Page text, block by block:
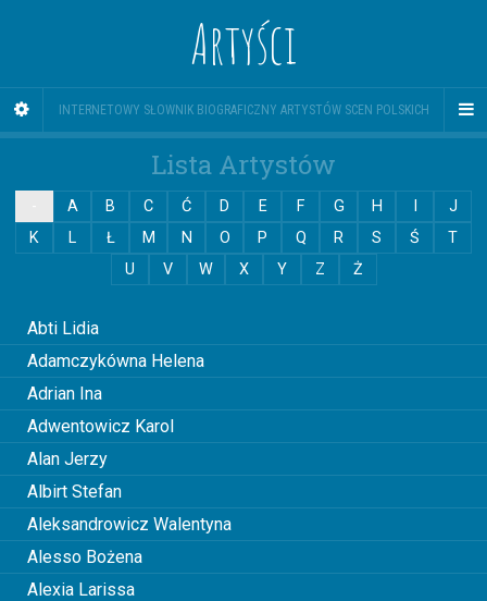
Artyści
INTERNETOWY SŁOWNIK BIOGRAFICZNY ARTYSTÓW SCEN POLSKICH
Lista Artystów
A B C Ć D E F G H
J
K
L Ł M N O P Q R S Ś
T
U
V W X Y Z Ż
Abti Lidia
Adamczykówna Helena
Adrian Ina
Adwentowicz Karol
Alan Jerzy
Albirt Stefan
Aleksandrowicz Walentyna
Alesso Bożena
Alexia Larissa